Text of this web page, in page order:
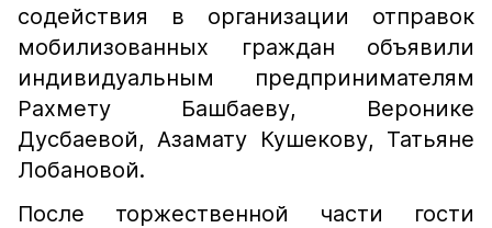
содействия в организации отправок
мобилизованных граждан объявили
индивидуальным предпринимателям
Рахмету Башбаеву, Веронике
Дусбаевой, Азамату Кушекову, Татьяне
Лобановой.
После торжественной части гости